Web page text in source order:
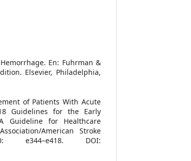
En: Fuhrman &
Elsevier, Philadelphia,
of Patients With Acute
Guidelines for the Early
Guideline for Healthcare
American Stroke
e344–e418. DOI: